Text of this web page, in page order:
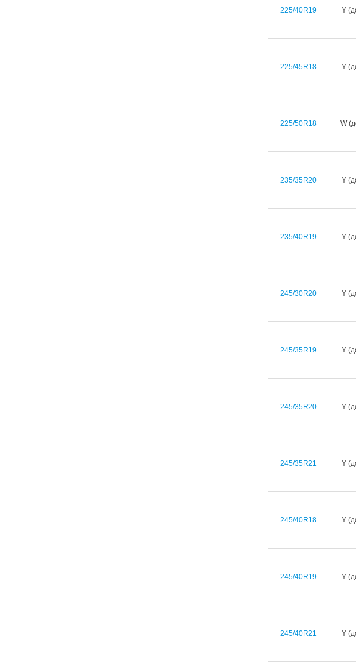
225/40R19 Y
225/45R18 Y
225/50R18 W
235/35R20 Y
235/40R19 Y
245/30R20 Y
245/35R19 Y
245/35R20 Y
245/35R21 Y
245/40R18 Y
245/40R19 Y
245/40R21 Y